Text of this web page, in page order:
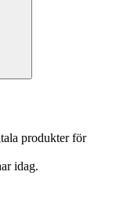
produkter för
idag.